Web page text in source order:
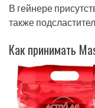
В гейнере
также
Как принимать